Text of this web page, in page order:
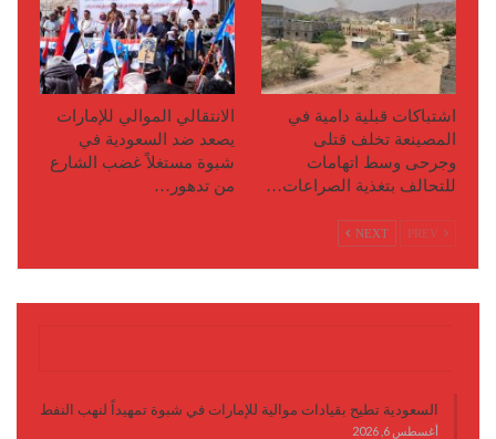
اشتباكات قبلية دامية في
المصينعة تخلف قتلى
وجرحى وسط اتهامات
للتحالف بتغذية الصراعات…
الانتقالي الموالي للإمارات
يصعد ضد السعودية في
شبوة مستغلاً غضب الشارع
من تدهور…
NEXT
السعودية تطيح بقيادات موالية للإمارات في شبوة تمهيداً لنهب النفط
أغسطس 6, 2026